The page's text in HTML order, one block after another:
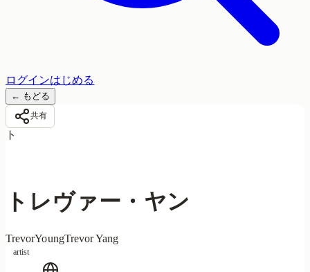
ログインはじめる
← もどる
共有
ト
トレヴァー・ヤン
TrevorYoungTrevor Yang
artist